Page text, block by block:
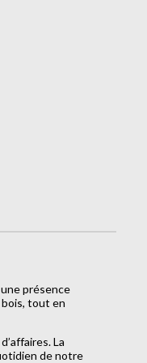
présence
tout en
La
de notre